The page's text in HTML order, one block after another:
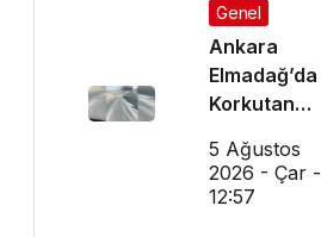
Genel
Ankara
Elmadağ’da
Korkutan
Yangını
5 Ağustos
2026 - Çar -
12:57